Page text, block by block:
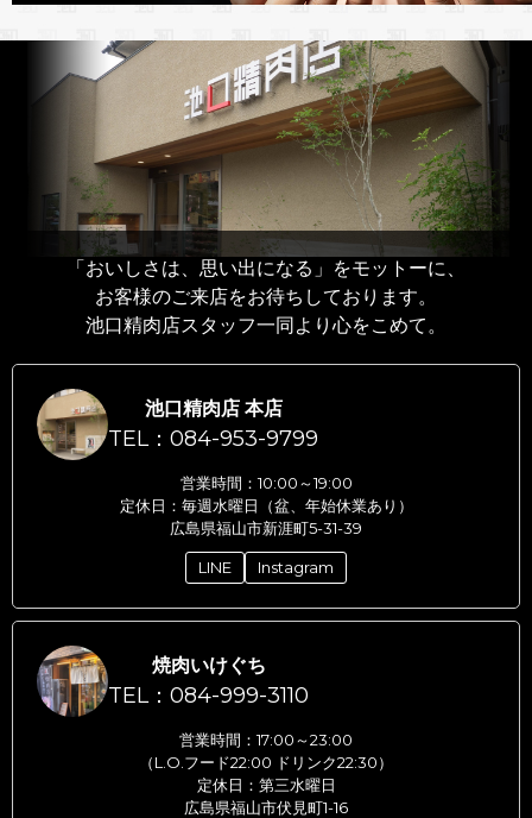
「おいしさは、思い出になる」をモットーに、
お客様のご来店をお待ちしております。
池口精肉店スタッフ一同より心をこめて。
池口精肉店 本店
TEL：084-953-9799
営業時間：10:00～19:00
定休日：毎週水曜日（盆、年始休業あり）
広島県福山市新涯町5-31-39
LINE Instagram
焼肉いけぐち
TEL：084-999-3110
営業時間：17:00～23:00
（L.O.フード22:00 ドリンク22:30）
定休日：第三水曜日
広島県福山市伏見町1-16